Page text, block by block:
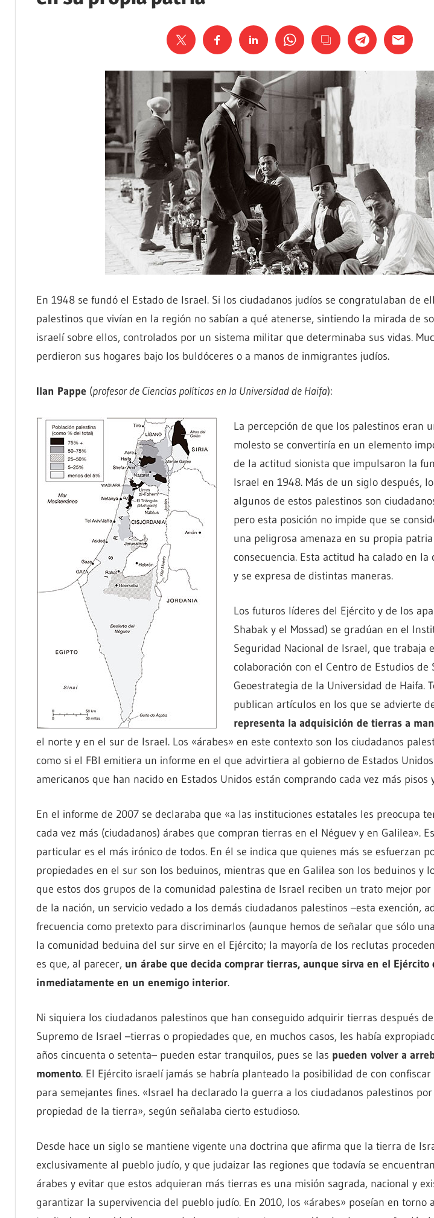
En 1948 se fundó el Estado de Israel. Si los ciudadanos judíos se congratulaban de
palestinos que vivían en la región no sabían a qué atenerse, sintiendo la mirada de
israelí sobre ellos, controlados por un sistema militar que determinaba sus vidas.
perdieron sus hogares bajo los buldóceres o a manos de inmigrantes judíos.
Ilan Pappe(profesor de Ciencias políticas en la Universidad de Haifa):
La percepción de que los palestinos eran
molesto se convertiría en un elemento
de la actitud sionista que impulsaron la
Israel en 1948. Más de un siglo después,
algunos de estos palestinos son
pero esta posición no impide que se
una peligrosa amenaza en su propia
consecuencia. Esta actitud ha calado en
y se expresa de distintas maneras.
Los futuros líderes del Ejército y de los
Shabak y el Mossad) se gradúan en el
Seguridad Nacional de Israel, que trabaja
colaboración con el Centro de Estudios de
Geoestrategia de la Universidad de Haifa.
publican artículos en los que se advierte
representa la adquisición de tierras a
el norte y en el sur de Israel. Los «árabes» en este contexto son los ciudadanos
como si el FBI emitiera un informe en el que advirtiera al gobierno de Estados
americanos que han nacido en Estados Unidos están comprando cada vez más pisos
En el informe de 2007 se declaraba que «a las instituciones estatales les preocupa
cada vez más (ciudadanos) árabes que compran tierras en el Néguev y en Galilea».
particular es el más irónico de todos. En él se indica que quienes más se esfuerzan
propiedades en el sur son los beduinos, mientras que en Galilea son los beduinos y
que estos dos grupos de la comunidad palestina de Israel reciben un trato mejor
de la nación, un servicio vedado a los demás ciudadanos palestinos –esta exención,
frecuencia como pretexto para discriminarlos (aunque hemos de señalar que sólo
la comunidad beduina del sur sirve en el Ejército; la mayoría de los reclutas
es que, al parecer, un árabe que decida comprar tierras, aunque sirva en el Ejército
inmediatamente en un enemigo interior.
Ni siquiera los ciudadanos palestinos que han conseguido adquirir tierras después
Supremo de Israel –tierras o propiedades que, en muchos casos, les había
años cincuenta o setenta– pueden estar tranquilos, pues se las pueden volver a
momento. El Ejército israelí jamás se habría planteado la posibilidad de con
para semejantes fines. «Israel ha declarado la guerra a los ciudadanos palestinos
propiedad de la tierra», según señalaba cierto estudioso.
Desde hace un siglo se mantiene vigente una doctrina que afirma que la tierra de
exclusivamente al pueblo judío, y que judaizar las regiones que todavía se
árabes y evitar que estos adquieran más tierras es una misión sagrada, nacional y
garantizar la supervivencia del pueblo judío. En 2010, los «árabes» poseían en torno